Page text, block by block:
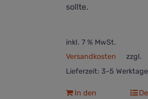
sollte.
inkl. 7 % MwSt.
zzgl.
Versandkosten
Lieferzeit: 3-5 Werktage
In den